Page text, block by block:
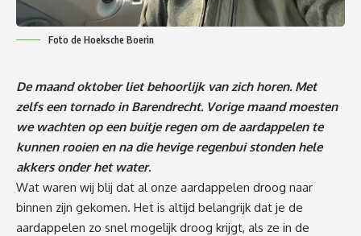
Foto de Hoeksche Boerin
De maand oktober liet behoorlijk van zich horen. Met
zelfs een tornado in Barendrecht. Vorige maand moesten
we wachten op een buitje regen om de aardappelen te
kunnen rooien en na die hevige regenbui stonden hele
akkers onder het water.
Wat waren wij blij dat al onze aardappelen droog naar
binnen zijn gekomen. Het is altijd belangrijk dat je de
aardappelen zo snel mogelijk droog krijgt, als ze in de